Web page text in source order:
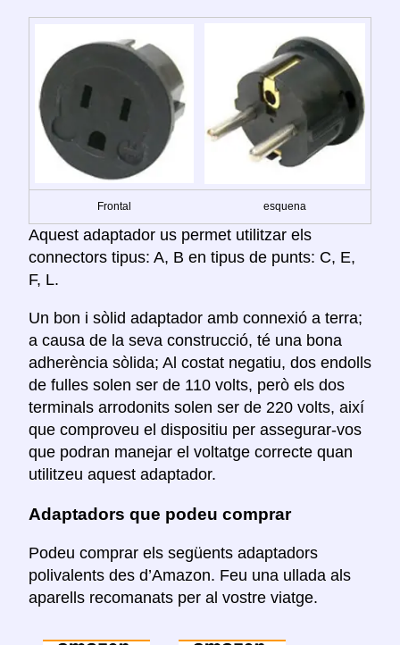
Frontal esquena
Aquest adaptador us permet utilitzar els
connectors tipus: A, B en tipus de punts: C, E,
F, L.
Un bon i sòlid adaptador amb connexió a terra;
a causa de la seva construcció, té una bona
adherència sòlida; Al costat negatiu, dos endolls
de fulles solen ser de 110 volts, però els dos
terminals arrodonits solen ser de 220 volts, així
que comproveu el dispositiu per assegurar-vos
que podran manejar el voltatge correcte quan
utilitzeu aquest adaptador.
Adaptadors que podeu comprar
Podeu comprar els següents adaptadors
polivalents des d’Amazon. Feu una ullada als
aparells recomanats per al vostre viatge.